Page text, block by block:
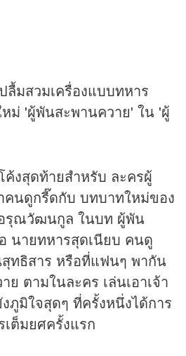
มสวมเครื่องแบบทหาร
ม่ 'ผู้พันสะพานควาย' ใน 'ผู้
ค้งสุดท้ายสำหรับ ละครผู้
คนดูกรี๊ดกับ บทบาทใหม่ของ
รุณวัฒนกูล ในบท ผู้พัน
นายทหารสุดเนียบ คนดู
ทธิสาร หรือที่แฟนๆ พากัน
ย ตามในละคร เล่นเอาเจ้า
ภูมิใจสุดๆ ที่ครั้งหนึ่งได้การ
ต็มยศครั้งแรก